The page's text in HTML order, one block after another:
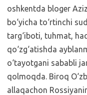
oshkentda bloger
bo‘yicha to‘rtinchi
targ‘iboti, tuhmat,
qo‘zg‘atishda
o‘tayotgani sababli
qolmoqda. Biroq
allaqachon